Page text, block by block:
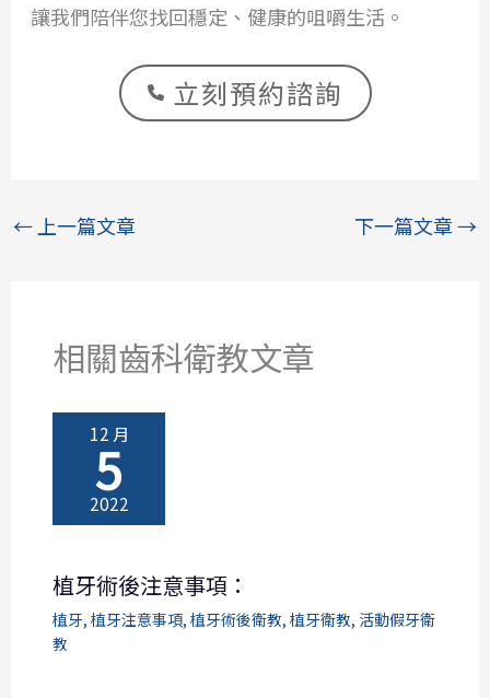
讓我們陪伴您找回穩定、健康的咀嚼生活。
立刻預約諮詢
←上一篇文章 下一篇文章→
相關齒科衛教文章
12 月
5
2022
植牙術後注意事項：
植牙,植牙注意事項,植牙術後衛教,植牙衛教, 活動假牙衛
教